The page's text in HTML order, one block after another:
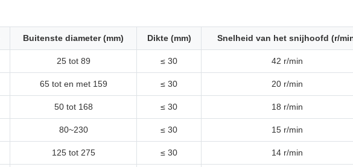
Buitenste diameter (mm) Dikte (mm) Snelheid van het snijhoofd (r/
25 tot 89 ≤ 30 42 r/min
65 tot en met 159 ≤ 30 20 r/min
50 tot 168 ≤ 30 18 r/min
80~230 ≤ 30 15 r/min
125 tot 275 ≤ 30 14 r/min